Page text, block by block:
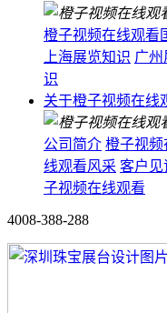
橙子视频在线观看
上海展览知识 广州
识
关于橙子视频在线
公司简介 橙子视频
线观看风采 客户见
子视频在线观看
4008-388-288